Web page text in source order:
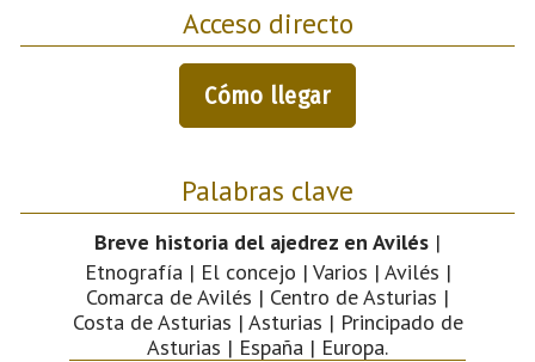
Acceso directo
Cómo llegar
Palabras clave
Breve historia del ajedrez en Avilés |
Etnografía | El concejo | Varios | Avilés |
Comarca de Avilés | Centro de Asturias |
Costa de Asturias | Asturias | Principado de
Asturias | España | Europa.